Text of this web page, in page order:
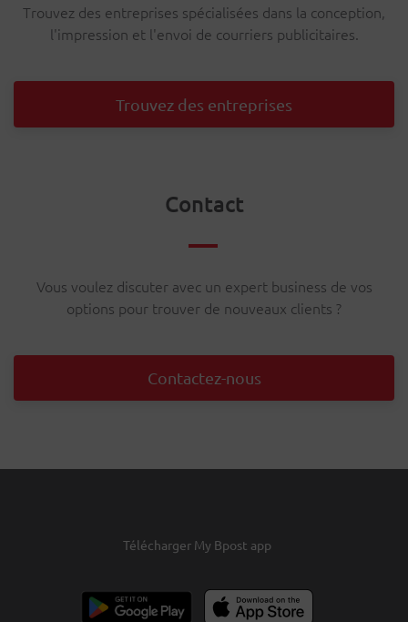
Trouvez des entreprises spécialisées dans la conception,
l'impression et l'envoi de courriers publicitaires.
Trouvez des entreprises
Contact
Vous voulez discuter avec un expert business de vos
options pour trouver de nouveaux clients ?
Contactez-nous
Télécharger My Bpost app